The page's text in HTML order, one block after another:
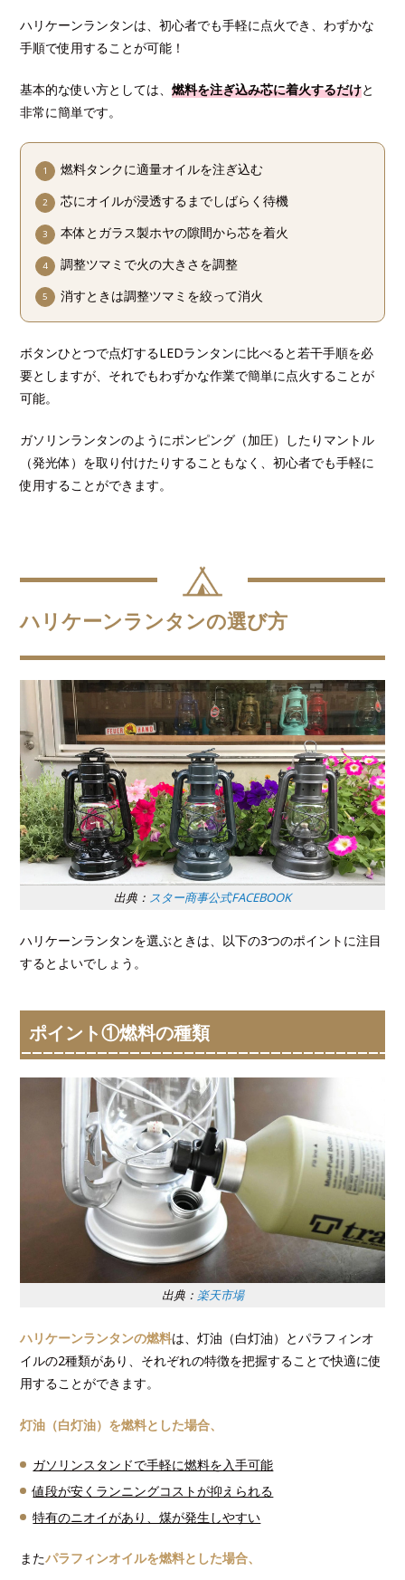
ハリケーンランタンは、初心者でも手軽に点火でき、わずかな
手順で使用することが可能！
基本的な使い方としては、燃料を注ぎ込み芯に着火するだけと
非常に簡単です。
燃料タンクに適量オイルを注ぎ込む
芯にオイルが浸透するまでしばらく待機
本体とガラス製ホヤの隙間から芯を着火
調整ツマミで火の大きさを調整
消すときは調整ツマミを絞って消火
ボタンひとつで点灯するLEDランタンに比べると若干手順を必
要としますが、それでもわずかな作業で簡単に点火することが
可能。
ガソリンランタンのようにポンピング（加圧）したりマントル
（発光体）を取り付けたりすることもなく、初心者でも手軽に
使用することができます。
ハリケーンランタンの選び方
出典： スター商事公式FACEBOOK
ハリケーンランタンを選ぶときは、以下の3つのポイントに注目
するとよいでしょう。
ポイント①燃料の種類
出典： 楽天市場
ハリケーンランタンの燃料は、灯油（白灯油）とパラフィンオ
イルの2種類があり、それぞれの特徴を把握することで快適に使
用することができます。
灯油（白灯油）を燃料とした場合、
ガソリンスタンドで手軽に燃料を入手可能
値段が安くランニングコストが抑えられる
特有のニオイがあり、煤が発生しやすい
またパラフィンオイルを燃料とした場合、